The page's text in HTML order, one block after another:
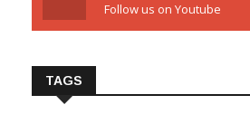
Follow us on Youtube
TAGS